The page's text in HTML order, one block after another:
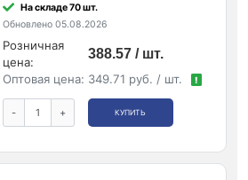
На складе 70 шт.
Обновлено 05.08.2026
Розничная
цена:
388.57 / шт.
Оптовая цена: 349.71 руб. / шт. !
- + КУПИТЬ